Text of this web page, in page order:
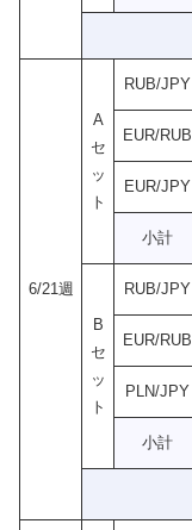
6/21週
A
セ
ッ
ト
RUB/JPY
EUR/RUB
EUR/JPY
小計
B
セ
ッ
ト
RUB/JPY
EUR/RUB
PLN/JPY
小計